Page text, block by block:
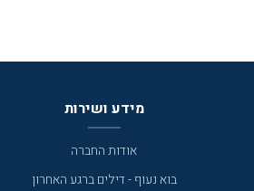
מידע ושירות
אודות החברה
בוא נעוף - דילים ברגע האחרון